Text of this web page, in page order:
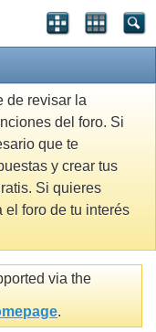
de revisar la
del foro. Si
que te
y crear tus
Si quieres
el foro de tu interés
via the
.